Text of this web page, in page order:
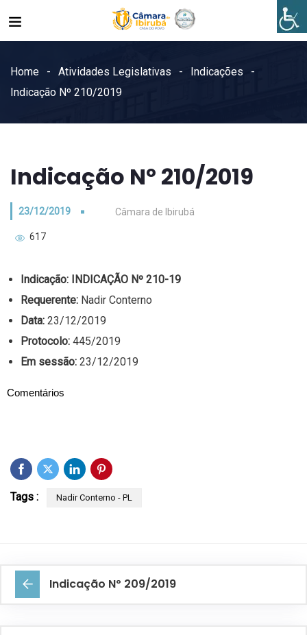
Home Atividades Legislativas
Indicações
Indicação Nº 210/2019
Indicação Nº 210/2019
23/12/2019 Câmara de Ibirubá
617
Indicação:
INDICAÇÃO Nº 210-19
Requerente: Nadir Conterno
Data: 23/12/2019
Protocolo: 445/2019
Em sessão: 23/12/2019
Comentários
Tags : Nadir Conterno - PL
Indicação Nº 209/2019